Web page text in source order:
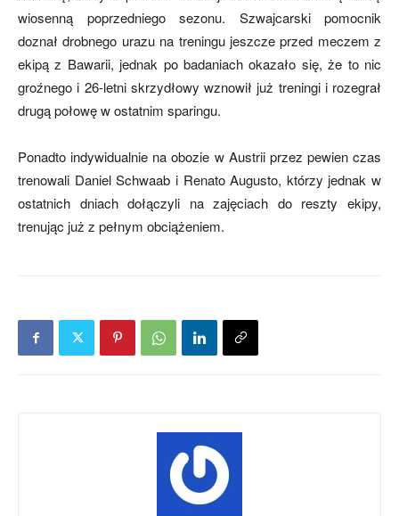
mecze,
wiosenną poprzedniego sezonu. Szwajcarski pomocnik
doznał drobnego urazu na treningu jeszcze przed meczem z
ekipą z Bawarii, jednak po badaniach okazało się, że to nic
groźnego i 26-letni skrzydłowy wznowił już treningi i rozegrał
drugą połowę w ostatnim sparingu.
Ponadto indywidualnie na obozie w Austrii przez pewien czas
trenowali Daniel Schwaab i Renato Augusto, którzy jednak w
ostatnich dniach dołączyli na zajęciach do reszty ekipy,
trenując już z pełnym obciążeniem.